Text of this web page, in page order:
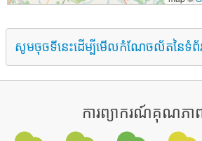
សូមចុចទីនេះដើម្បីមើលកំណែចល័តនៃទំព័
ការព្យាករណ៍គុណភា